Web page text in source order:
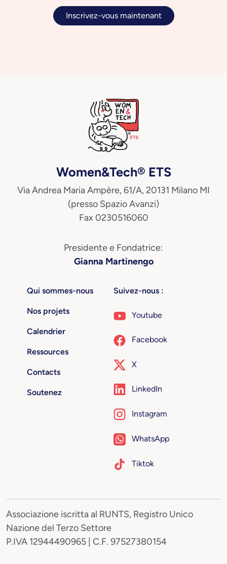
Inscrivez-vous maintenant
Women&Tech® ETS
Via Andrea Maria Ampère, 61/A, 20131 Milano MI
(presso Spazio Avanzi)
Fax 0230516060
Presidente e Fondatrice:
Gianna Martinengo
Qui sommes-nous
Nos projets
Calendrier
Ressources
Contacts
Soutenez
Suivez-nous :
Youtube
Facebook
X
LinkedIn
Instagram
WhatsApp
Tiktok
Associazione iscritta al RUNTS, Registro Unico
Nazione del Terzo Settore
P.IVA 12944490965 | C.F. 97527380154